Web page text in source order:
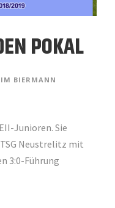
POKAL
BIERMANN
Junioren. Sie
Neustrelitz mit
3:0-Führung